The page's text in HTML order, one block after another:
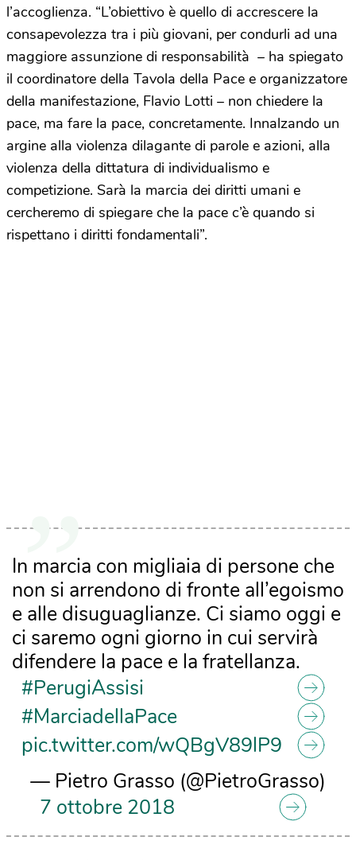
l’accoglienza. “L’obiettivo è quello di accrescere la
consapevolezza tra i più giovani, per condurli ad una
maggiore assunzione di responsabilità – ha spiegato
il coordinatore della Tavola della Pace e organizzatore
della manifestazione, Flavio Lotti – non chiedere la
pace, ma fare la pace, concretamente. Innalzando un
argine alla violenza dilagante di parole e azioni, alla
violenza della dittatura di individualismo e
competizione. Sarà la marcia dei diritti umani e
cercheremo di spiegare che la pace c’è quando si
rispettano i diritti fondamentali”.
In marcia con migliaia di persone che
non si arrendono di fronte all’egoismo
e alle disuguaglianze. Ci siamo oggi e
ci saremo ogni giorno in cui servirà
difendere la pace e la fratellanza.
#PerugiAssisi
#MarciadellaPace
pic.twitter.com/wQBgV89lP9
— Pietro Grasso (@PietroGrasso)
7 ottobre 2018